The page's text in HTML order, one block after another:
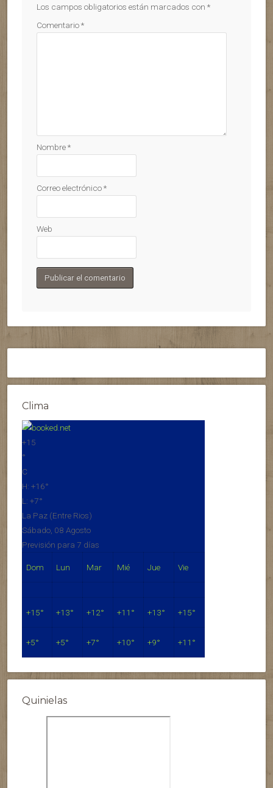
Los campos obligatorios están marcados con *
Comentario*
Nombre*
Correo electrónico*
Web
Clima
+15
°
C
H: +16°
L: +7°
La Paz (Entre Rios)
Sábado, 08 Agosto
Previsión para 7 días
Dom Lun Mar Mié Jue Vie
+15° +13° +12° +11° +13° +15°
+5° +5° +7° +10° +9° +11°
Quinielas